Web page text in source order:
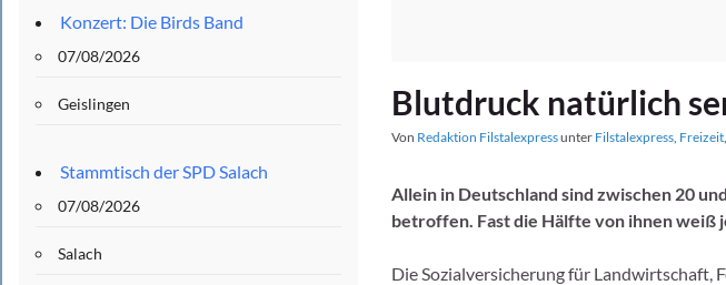
Blutdruck natürlich
Von Redaktion Filstalexpressunter Filstalexpress, Freizeit,
Allein in Deutschland sind zwischen 20
betroffen. Fast die Hälfte von ihnen weiß
Die Sozialversicherung für Landwirtschaft,
Konzert: Die Birds Band
07/08/2026
Geislingen
Stammtisch der SPD Salach
07/08/2026
Salach